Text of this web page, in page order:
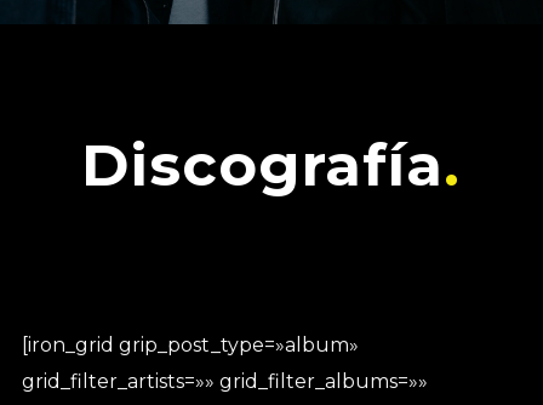
Discografía
[iron_grid grip_post_type=»album»
grid_filter_artists=»» grid_filter_albums=»»